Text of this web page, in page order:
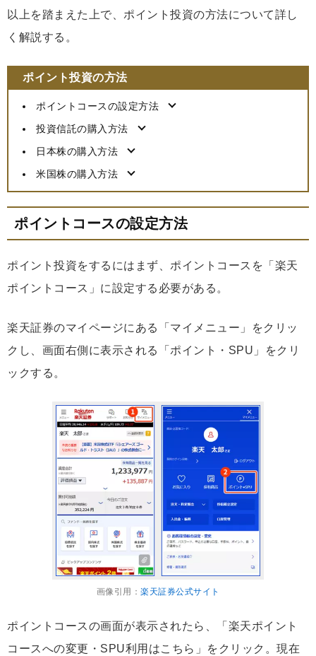
以上を踏まえた上で、ポイント投資の方法について詳し
く解説する。
ポイント投資の方法
ポイントコースの設定方法
投資信託の購入方法
日本株の購入方法
米国株の購入方法
ポイントコースの設定方法
ポイント投資をするにはまず、ポイントコースを「楽天
ポイントコース」に設定する必要がある。
楽天証券のマイページにある「マイメニュー」をクリッ
クし、画面右側に表示される「ポイント・SPU」をクリ
ックする。
画像引用： 楽天証券公式サイト
ポイントコースの画面が表示されたら、「楽天ポイント
コースへの変更・SPU利用はこちら」をクリック。現在